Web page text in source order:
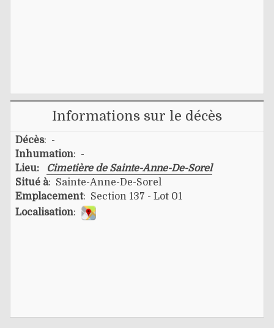
Informations sur le décès
Décès: -
Inhumation: -
Lieu:
Cimetière de Sainte-Anne-De-Sorel
Situé à: Sainte-Anne-De-Sorel
Emplacement: Section 137 - Lot 01
Localisation: